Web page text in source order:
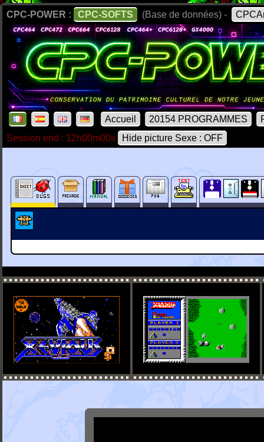
CPC-POWER : CPC-SOFTS (Base de données) -
Accueil 20154 PROGRAMMES
Session end : 12h00m00s
Hide picture Sexe : OFF